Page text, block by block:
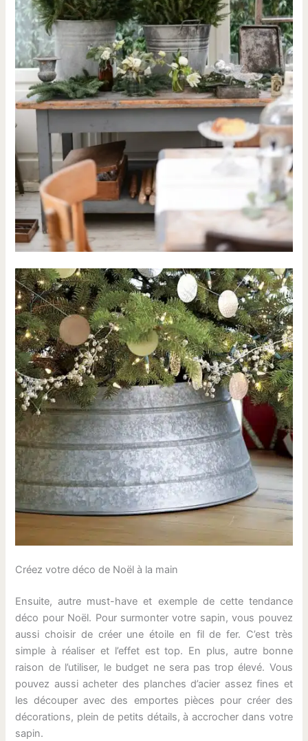
Créez votre déco de Noël à la main
Ensuite, autre must-have et exemple de cette tendance
déco pour Noël. Pour surmonter votre sapin, vous pouvez
aussi choisir de créer une étoile en fil de fer. C’est très
simple à réaliser et l’effet est top. En plus, autre bonne
raison de l’utiliser, le budget ne sera pas trop élevé. Vous
pouvez aussi acheter des planches d’acier assez fines et
les découper avec des emportes pièces pour créer des
décorations, plein de petits détails, à accrocher dans votre
sapin.